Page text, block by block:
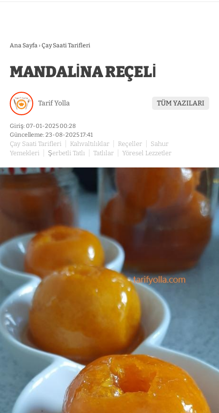
Ana Sayfa › Çay Saati Tarifleri
MANDALİNA REÇELİ
Tarif Yolla TÜM YAZILARI
Giriş: 07-01-2025 00:28
Güncelleme: 23-08-2025 17:41
Çay Saati Tarifleri Kahvaltılıklar Reçeller
Sahur
Yemekleri
Şerbetli Tatlı Tatlılar Yöresel Lezzetler